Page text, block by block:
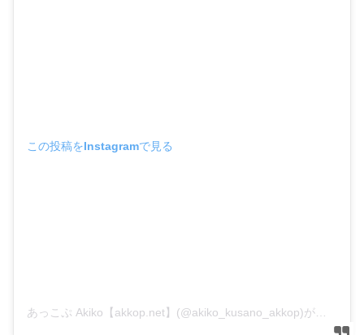
この投稿をInstagramで見る